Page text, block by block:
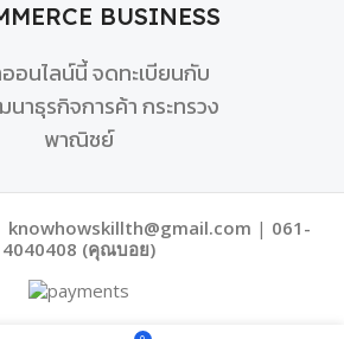
BUSINESS
อนไลน์นี้ จดทะเบียนกับ
าธุรกิจการค้า กระทรวง
พาณิชย์
knowhowskillth@gmail.com | 061-
4040408 (คุณบอย)